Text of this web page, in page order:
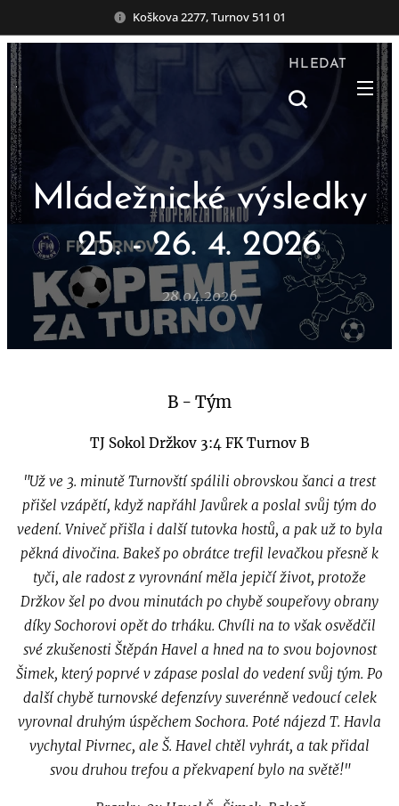
Koškova 2277, Turnov 511 01
HLEDAT
Mládežnické výsledky
25. - 26. 4. 2026
28.04.2026
B - Tým
TJ Sokol Držkov 3:4 FK Turnov B
"Už ve 3. minutě Turnovští spálili obrovskou šanci a trest
přišel vzápětí, když napřáhl Javůrek a poslal svůj tým do
vedení. Vniveč přišla i další tutovka hostů, a pak už to byla
pěkná divočina. Bakeš po obrátce trefil levačkou přesně k
tyči, ale radost z vyrovnání měla jepičí život, protože
Držkov šel po dvou minutách po chybě soupeřovy obrany
díky Sochorovi opět do trháku. Chvíli na to však osvědčil
své zkušenosti Štěpán Havel a hned na to svou bojovnost
Šimek, který poprvé v zápase poslal do vedení svůj tým. Po
další chybě turnovské defenzívy suverénně vedoucí celek
vyrovnal druhým úspěchem Sochora. Poté nájezd T. Havla
vychytal Pivrnec, ale Š. Havel chtěl vyhrát, a tak přidal
svou druhou trefou a překvapení bylo na světě!"